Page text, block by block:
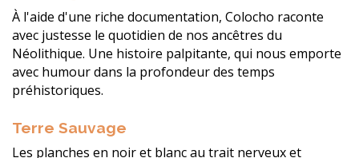
À l'aide d'une riche documentation, Colocho raconte
avec justesse le quotidien de nos ancêtres du
Néolithique. Une histoire palpitante, qui nous emporte
avec humour dans la profondeur des temps
préhistoriques.
Terre Sauvage
Les planches en noir et blanc au trait nerveux et